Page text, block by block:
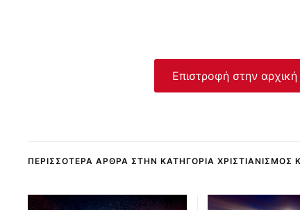
Επιστροφή στην αρχική
ΠΕΡΙΣΣΌΤΕΡΑ ΆΡΘΡΑ ΣΤΗΝ ΚΑΤΗΓΟΡΊΑ ΧΡΙΣΤΙΑΝΙΣΜΌΣ